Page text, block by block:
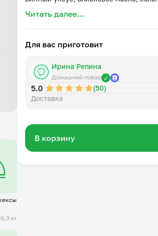
0,3 кг
Читать далее...
Для вас приготовит
Ирина Репина
Домашний повар
5.0 (50)
Доставка
В корзину